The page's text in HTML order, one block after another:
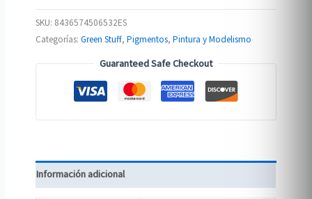
SKU: 8436574506532ES
Categorías:Green Stuff,Pigmentos,Pintura y Modelismo
Guaranteed Safe Checkout
Información adicional